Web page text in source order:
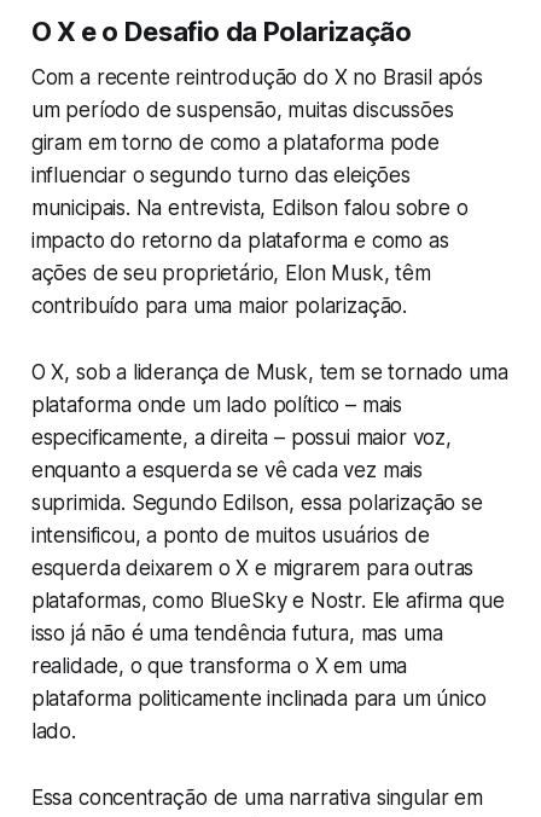
O X e o Desafio da Polarização
Com a recente reintrodução do X no Brasil após
um período de suspensão, muitas discussões
giram em torno de como a plataforma pode
influenciar o segundo turno das eleições
municipais. Na entrevista, Edilson falou sobre o
impacto do retorno da plataforma e como as
ações de seu proprietário, Elon Musk, têm
contribuído para uma maior polarização.
O X, sob a liderança de Musk, tem se tornado uma
plataforma onde um lado político – mais
especificamente, a direita – possui maior voz,
enquanto a esquerda se vê cada vez mais
suprimida. Segundo Edilson, essa polarização se
intensificou, a ponto de muitos usuários de
esquerda deixarem o X e migrarem para outras
plataformas, como BlueSky e Nostr. Ele afirma que
isso já não é uma tendência futura, mas uma
realidade, o que transforma o X em uma
plataforma politicamente inclinada para um único
lado.
Essa concentração de uma narrativa singular em